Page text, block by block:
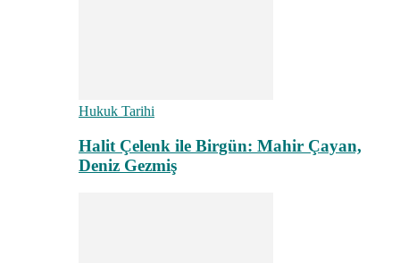
Hukuk Tarihi
Halit Çelenk ile Birgün: Mahir Çayan,
Deniz Gezmiş